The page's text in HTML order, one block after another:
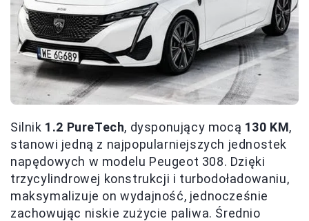
Silnik 1.2 PureTech, dysponujący mocą 130 KM,
stanowi jedną z najpopularniejszych jednostek
napędowych w modelu Peugeot 308. Dzięki
trzycylindrowej konstrukcji i turbodoładowaniu,
maksymalizuje on wydajność, jednocześnie
zachowując niskie zużycie paliwa. Średnio